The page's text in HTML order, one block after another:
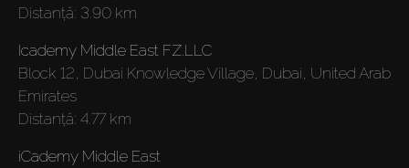
Off-Plan
Distanţă: 3.90 km
Icademy Middle East FZ.LLC
Block 12, Dubai Knowledge Village, Dubai, United Arab
Emirates
Distanţă: 4.77 km
iCademy Middle East